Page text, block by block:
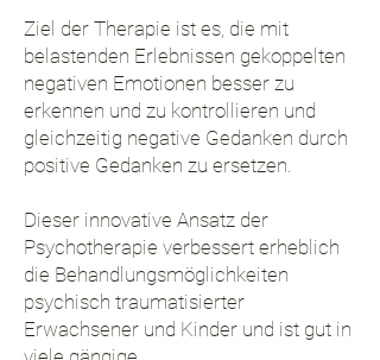
Ziel der Therapie ist es, die mit
belastenden Erlebnissen gekoppelten
negativen Emotionen besser zu
erkennen und zu kontrollieren und
gleichzeitig negative Gedanken durch
positive Gedanken zu ersetzen.
Dieser innovative Ansatz der
Psychotherapie verbessert erheblich
die Behandlungsmöglichkeiten
psychisch traumatisierter
Erwachsener und Kinder und ist gut in